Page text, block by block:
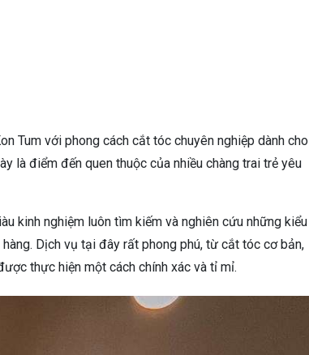
Tum với phong cách cắt tóc chuyên nghiệp dành cho
là điểm đến quen thuộc của nhiều chàng trai trẻ yêu
kinh nghiệm luôn tìm kiếm và nghiên cứu những kiểu
Dịch vụ tại đây rất phong phú, từ cắt tóc cơ bản,
thực hiện một cách chính xác và tỉ mỉ.